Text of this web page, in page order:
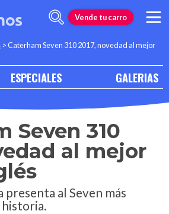
Vende tu carro
>Caterham Seven 310 2017, novedad al mejor
ESPECIALES GALERIAS
Seven 310
al mejor
al Seven más